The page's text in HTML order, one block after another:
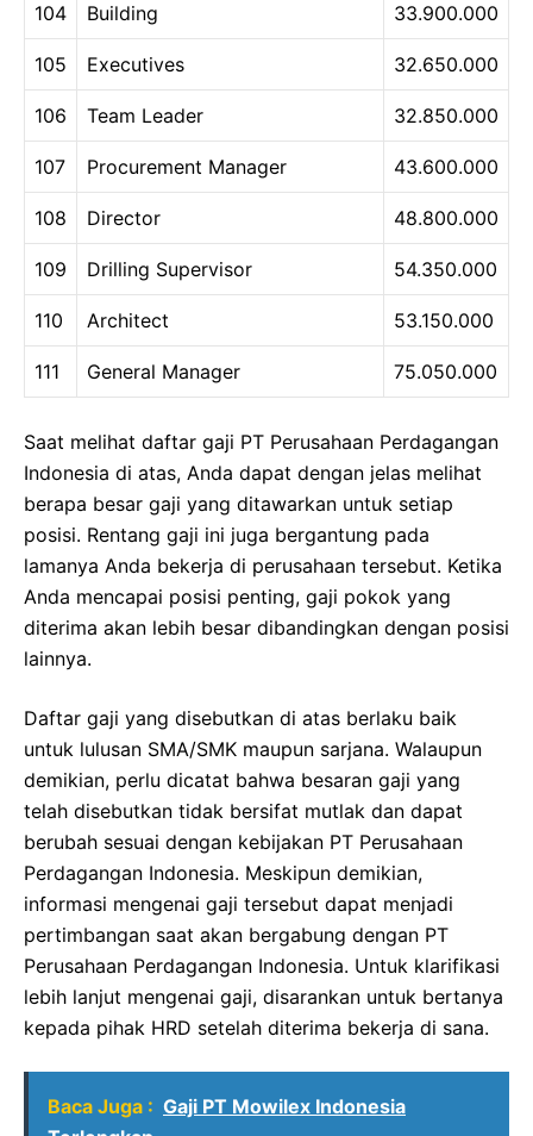
104 Building 33.900.000
105 Executives 32.650.000
106 Team Leader 32.850.000
107 Procurement Manager 43.600.000
108 Director 48.800.000
109 Drilling Supervisor 54.350.000
110 Architect 53.150.000
111 General Manager 75.050.000
Saat melihat daftar gaji PT Perusahaan Perdagangan
Indonesia di atas, Anda dapat dengan jelas melihat
berapa besar gaji yang ditawarkan untuk setiap
posisi. Rentang gaji ini juga bergantung pada
lamanya Anda bekerja di perusahaan tersebut. Ketika
Anda mencapai posisi penting, gaji pokok yang
diterima akan lebih besar dibandingkan dengan posisi
lainnya.
Daftar gaji yang disebutkan di atas berlaku baik
untuk lulusan SMA/SMK maupun sarjana. Walaupun
demikian, perlu dicatat bahwa besaran gaji yang
telah disebutkan tidak bersifat mutlak dan dapat
berubah sesuai dengan kebijakan PT Perusahaan
Perdagangan Indonesia. Meskipun demikian,
informasi mengenai gaji tersebut dapat menjadi
pertimbangan saat akan bergabung dengan PT
Perusahaan Perdagangan Indonesia. Untuk klarifikasi
lebih lanjut mengenai gaji, disarankan untuk bertanya
kepada pihak HRD setelah diterima bekerja di sana.
Baca Juga : Gaji PT Mowilex Indonesia